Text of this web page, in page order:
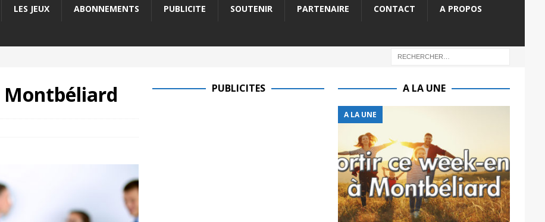
LES JEUX ABONNEMENTS PUBLICITE SOUTENIR PARTENAIRE CONTACT A PROPOS
Montbéliard PUBLICITES A LA UNE
A LA UNE